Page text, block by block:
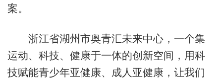
案。
浙江省湖州市奥青汇未来中心，一个集
运动、科技、健康于一体的创新空间，用科
技赋能青少年亚健康、成人亚健康，让我们